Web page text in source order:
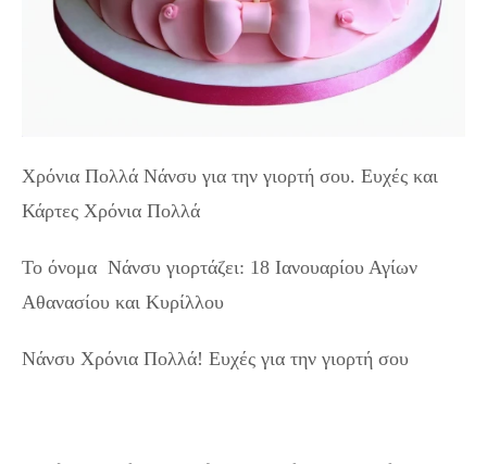
Χρόνια Πολλά Νάνσυ για την γιορτή σου. Ευχές και
Κάρτες Χρόνια Πολλά
Το όνομα Νάνσυ γιορτάζει: 18 Ιανουαρίου Αγίων
Αθανασίου και Κυρίλλου
Νάνσυ Χρόνια Πολλά! Ευχές για την γιορτή σου